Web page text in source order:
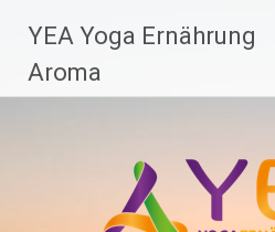
Inhalt
springen
YEA Yoga Ernährung
Aroma